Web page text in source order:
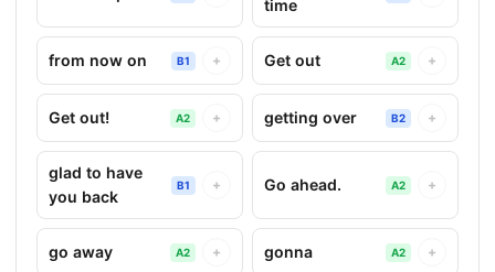
time
from now on B1 + Get out A2 +
Get out! A2 + getting over B2 +
glad to have
you back
B1 + Go ahead. A2 +
go away A2 + gonna A2 +